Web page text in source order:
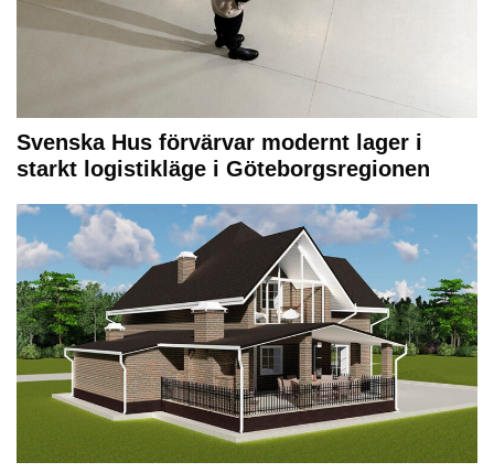
Svenska Hus förvärvar modernt lager i
starkt logistikläge i Göteborgsregionen